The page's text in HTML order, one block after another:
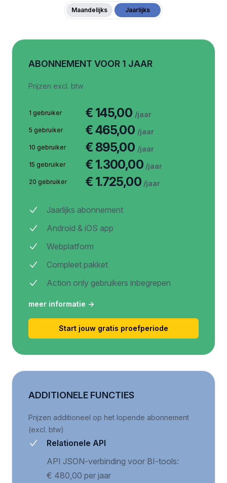
Maandelijks Jaarlijks
ABONNEMENT VOOR 1 JAAR
Prijzen excl. btw
1 gebruiker € 145,00 /jaar
5 gebruiker € 465,00 /jaar
10 gebruiker € 895,00 /jaar
15 gebruiker € 1.300,00 /jaar
20 gebruiker € 1.725,00 /jaar
Jaarlijks abonnement
Android & iOS app
Webplatform
Compleet pakket
Action only gebruikers inbegrepen
meer informatie →
Start jouw gratis proefperiode
ADDITIONELE FUNCTIES
Prijzen additioneel op het lopende abonnement
(excl. btw)
Relationele API
API JSON-verbinding voor BI-tools:
€ 480,00 per jaar